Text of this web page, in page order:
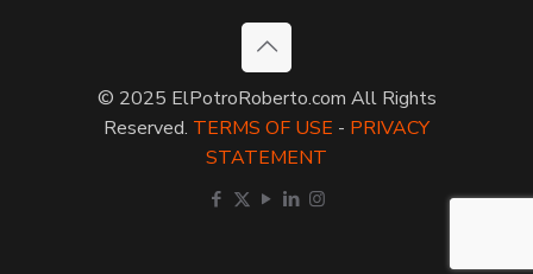
© 2025 ElPotroRoberto.com All Rights
Reserved. TERMS OF USE - PRIVACY
STATEMENT